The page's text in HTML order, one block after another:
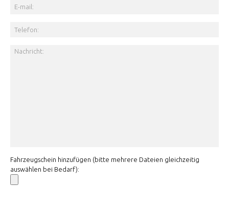
Fahrzeugschein hinzufügen (bitte mehrere Dateien gleichzeitig
auswählen bei Bedarf):